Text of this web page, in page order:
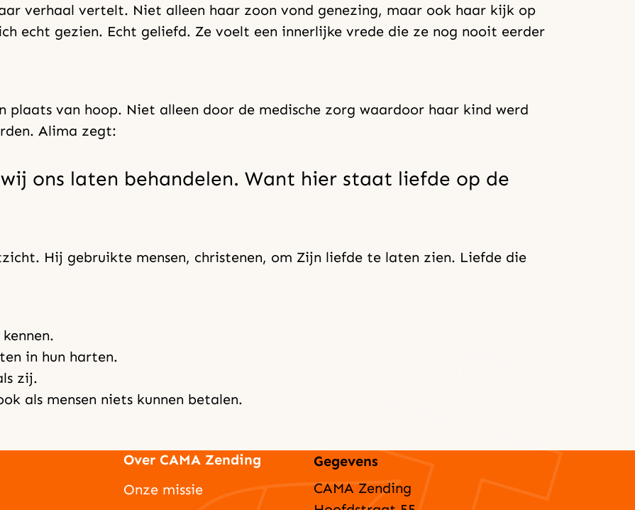
verhaal vertelt. Niet alleen haar zoon vond genezing, maar ook haar kijk op
echt gezien. Echt geliefd. Ze voelt een innerlijke vrede die ze nog nooit eerder
plaats van hoop. Niet alleen door de medische zorg waardoor haar kind werd
Alima zegt:
ons laten behandelen. Want hier staat liefde op de
Hij gebruikte mensen, christenen, om Zijn liefde te laten zien. Liefde die
in hun harten.
zij.
als mensen niets kunnen betalen.
Over CAMA Zending
Onze missie
Gegevens
CAMA Zending